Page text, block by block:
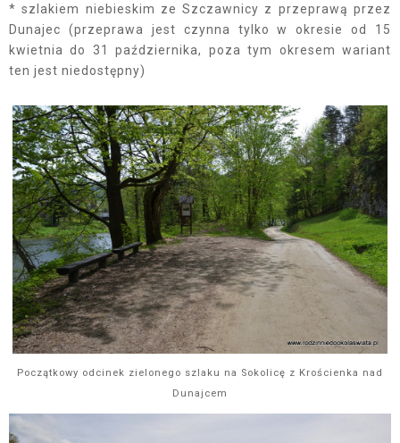
* szlakiem niebieskim ze Szczawnicy z przeprawą przez
Dunajec (przeprawa jest czynna tylko w okresie od 15
kwietnia do 31 października, poza tym okresem wariant
ten jest niedostępny)
Początkowy odcinek zielonego szlaku na Sokolicę z Krościenka nad
Dunajcem